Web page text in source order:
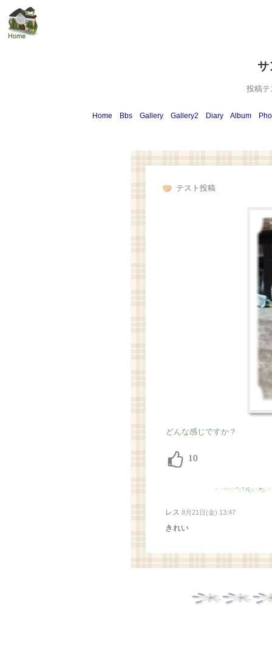
サ
投稿テ
Home Bbs Gallery Gallery2 Diary Album
テスト投稿
どんな感じですか？
レス 8月21日(金) 13:47
きれい